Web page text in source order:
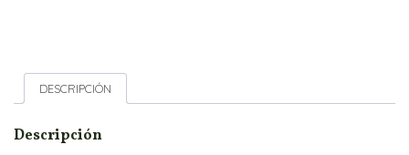
DESCRIPCIÓN
Descripción